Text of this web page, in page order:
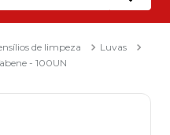
de limpeza
Luvas
- 100UN